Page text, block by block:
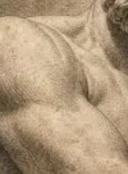
d’impôt : 66
si vous êtes un
entreprise est